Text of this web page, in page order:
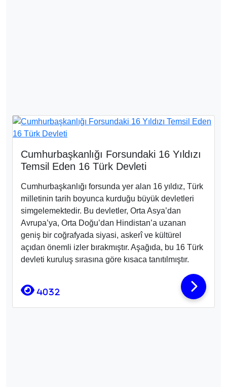
Cumhurbaşkanlığı Forsundaki 16 Yıldızı
Temsil Eden 16 Türk Devleti
Cumhurbaşkanlığı forsunda yer alan 16 yıldız, Türk
milletinin tarih boyunca kurduğu büyük devletleri
simgelemektedir. Bu devletler, Orta Asya’dan
Avrupa’ya, Orta Doğu’dan Hindistan’a uzanan
geniş bir coğrafyada siyasi, askerî ve kültürel
açıdan önemli izler bırakmıştır. Aşağıda, bu 16 Türk
devleti kuruluş sırasına göre kısaca tanıtılmıştır.
4032